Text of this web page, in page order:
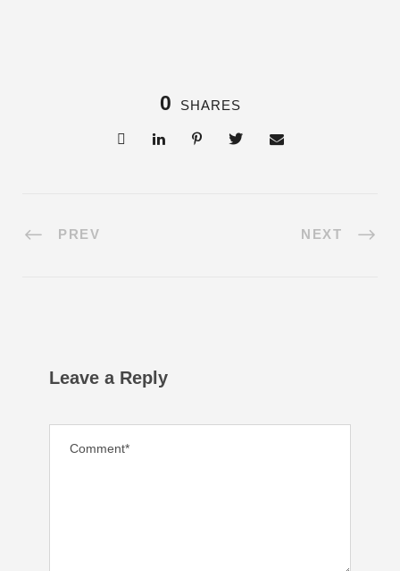
0 SHARES
PREV NEXT
Leave a Reply